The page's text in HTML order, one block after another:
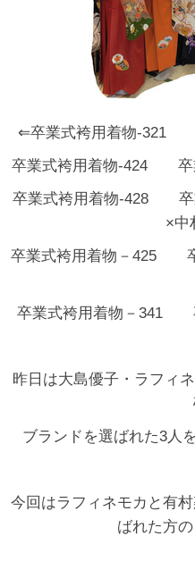
⇐卒業式袴用着物‐321
卒業式袴用着物‐424 卒
卒業式袴用着物‐428 卒
×中
卒業式袴用着物－425
卒業式袴用着物－341
昨日は大島優子・ラフィ
ブランドを選ばれた3人
今回はラフィネモカと有
ばれた方